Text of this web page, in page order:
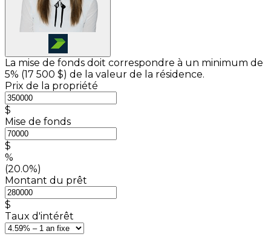
La mise de fonds doit correspondre à un minimum de
5% (17 500 $) de la valeur de la résidence.
Prix de la propriété
$
Mise de fonds
$
%
(20.0%)
Montant du prêt
$
Taux d'intérêt